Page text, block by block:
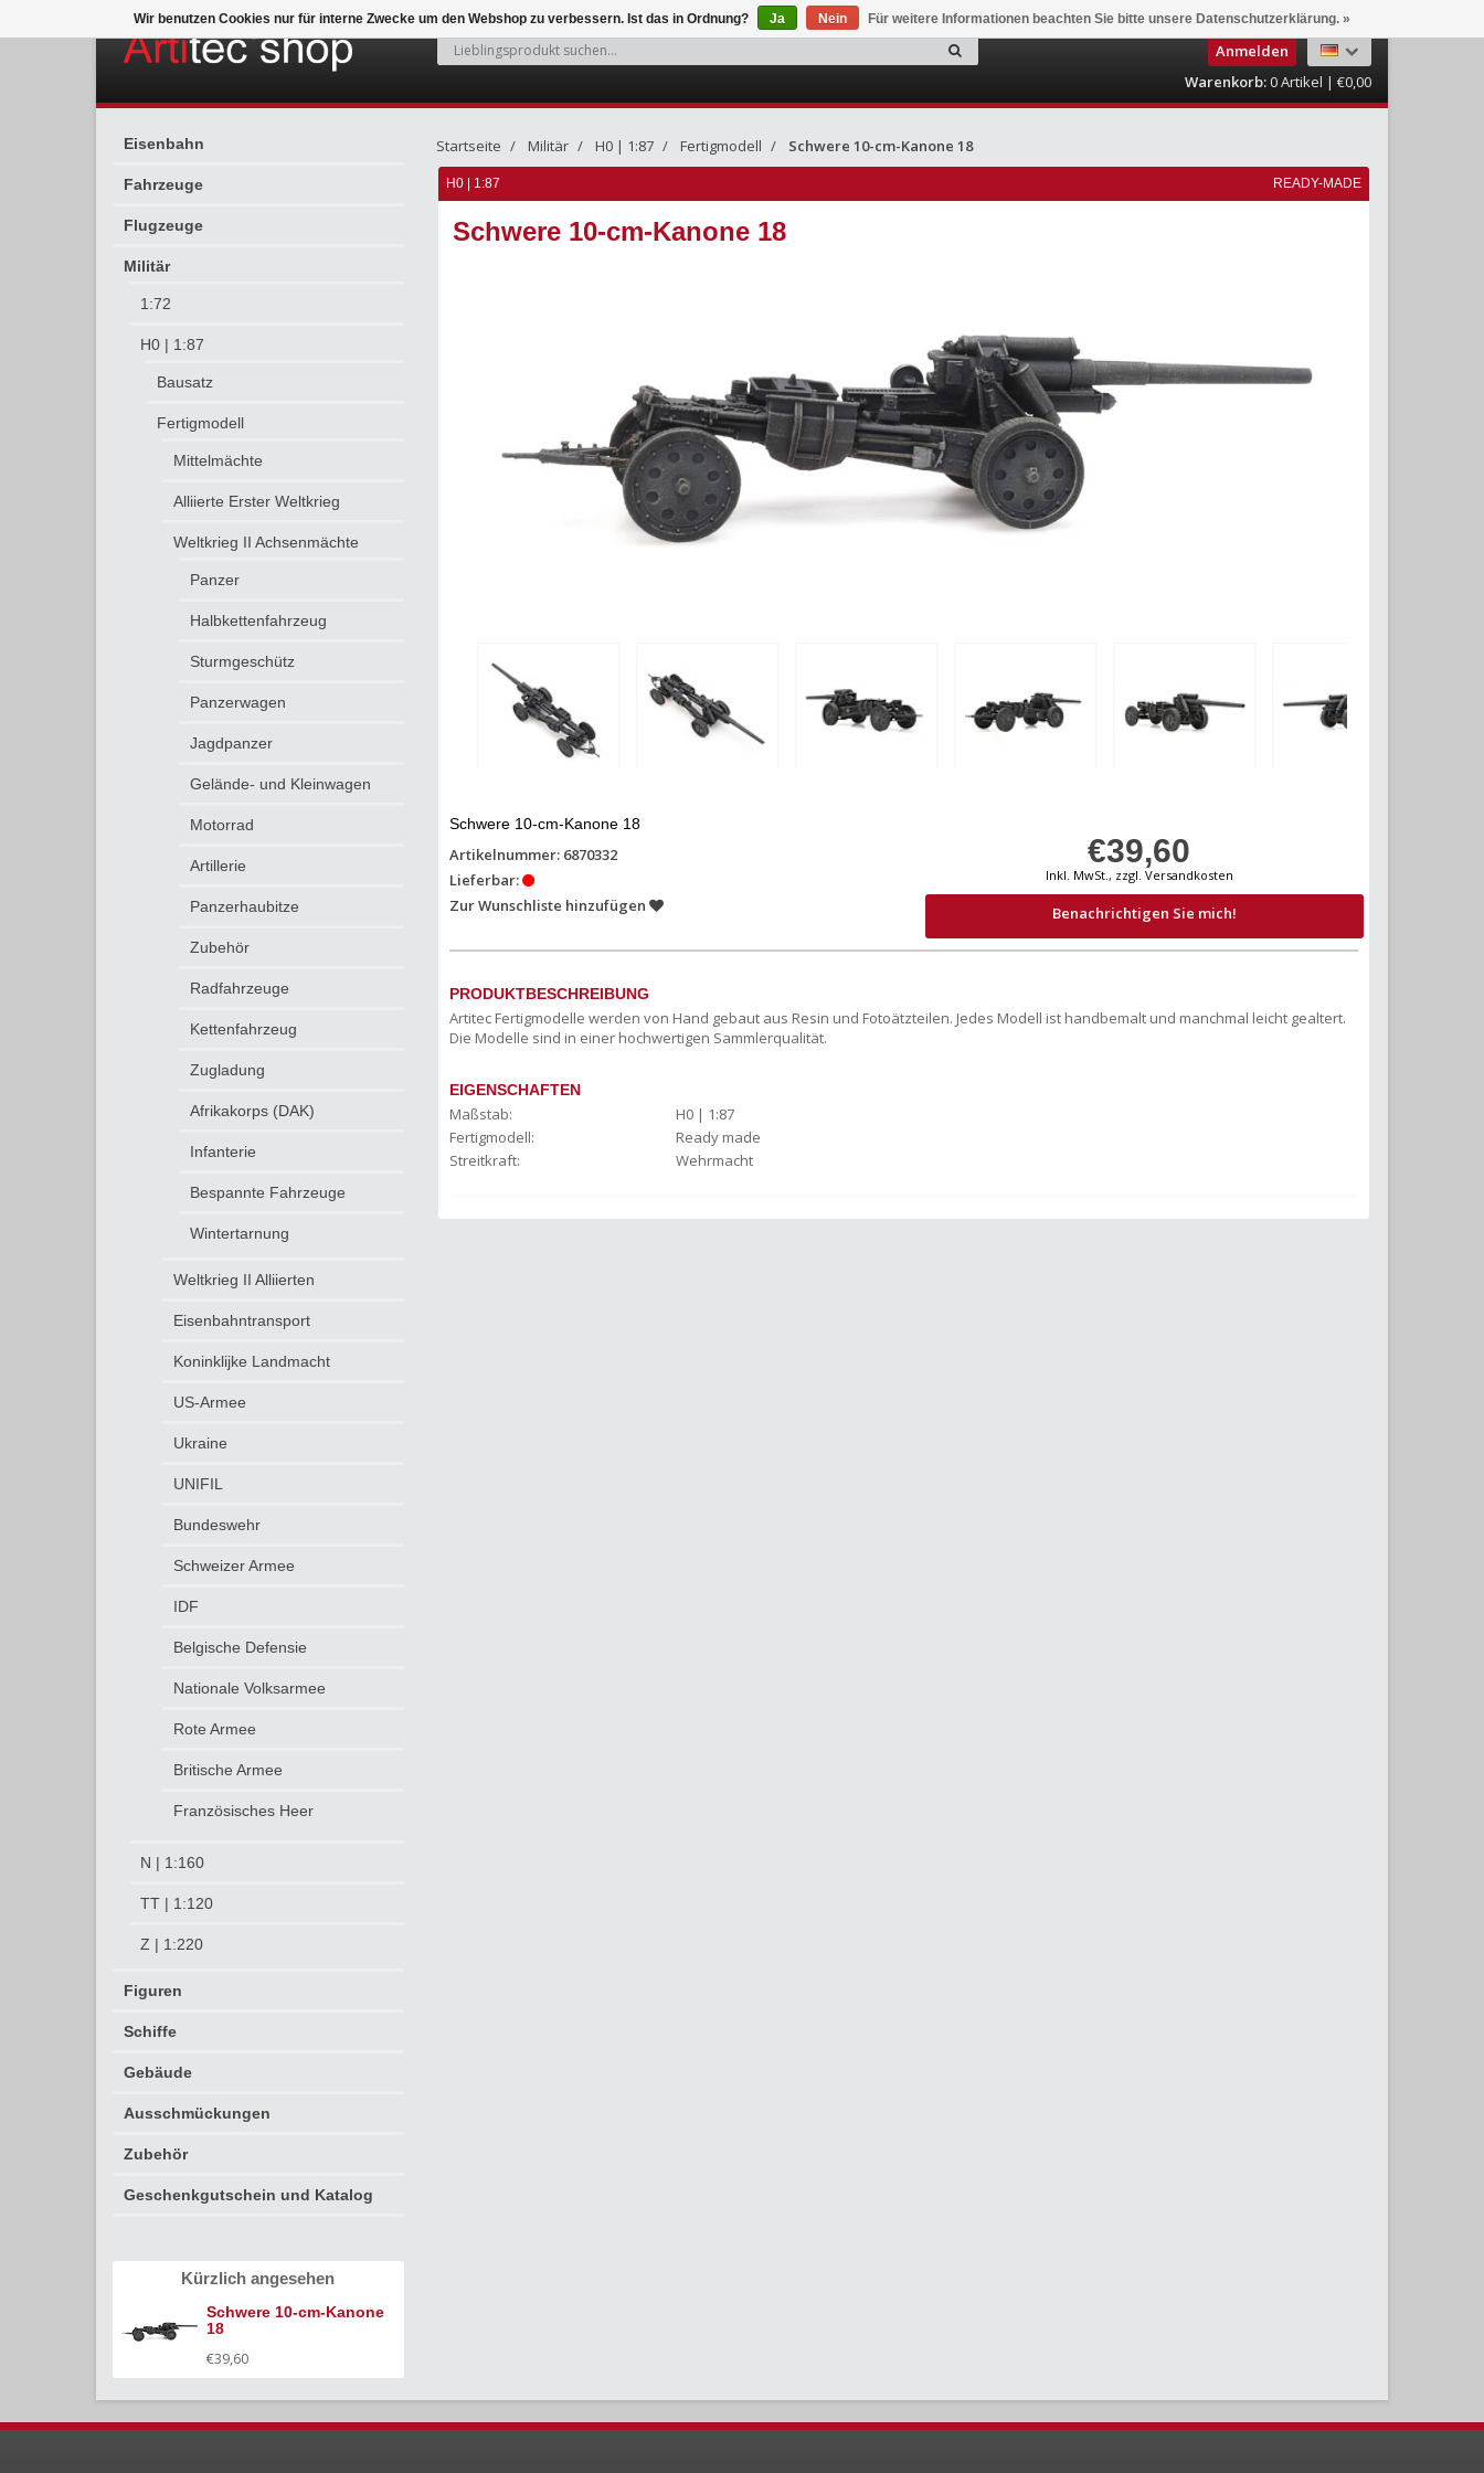
Anmelden
Warenkorb:0Artikel | €0,00
Eisenbahn
Fahrzeuge
Flugzeuge
Militär
1:72
H0 | 1:87
Bausatz
Fertigmodell
Mittelmächte
Alliierte Erster Weltkrieg
Weltkrieg II Achsenmächte
Panzer
Halbkettenfahrzeug
Sturmgeschütz
Panzerwagen
Jagdpanzer
Gelände- und Kleinwagen
Motorrad
Artillerie
Panzerhaubitze
Zubehör
Radfahrzeuge
Kettenfahrzeug
Zugladung
Afrikakorps (DAK)
Infanterie
Bespannte Fahrzeuge
Wintertarnung
Weltkrieg II Alliierten
Eisenbahntransport
Koninklijke Landmacht
US-Armee
Ukraine
UNIFIL
Bundeswehr
Schweizer Armee
IDF
Belgische Defensie
Nationale Volksarmee
Rote Armee
Britische Armee
Französisches Heer
N | 1:160
TT | 1:120
Z | 1:220
Figuren
Schiffe
Gebäude
Ausschmückungen
Zubehör
Geschenkgutschein und Katalog
Kürzlich angesehen
Schwere 10-cm-Kanone
18
€39,60
Startseite Militär H0 | 1:87 Fertigmodell Schwere 10-cm-Kanone 18
H0 | 1:87 READY-MADE
Schwere 10-cm-Kanone 18
Schwere 10-cm-Kanone 18
€39,60
Inkl. MwSt., zzgl. Versandkosten
Artikelnummer: 6870332
Lieferbar:
Zur Wunschliste hinzufügen
Benachrichtigen Sie mich!
PRODUKTBESCHREIBUNG
Artitec Fertigmodelle werden von Hand gebaut aus Resin und Fotoätzteilen. Jedes Modell ist handbemalt und manchmal leicht gealtert.
Die Modelle sind in einer hochwertigen Sammlerqualität.
EIGENSCHAFTEN
Maßstab:
H0 | 1:87
Fertigmodell:
Ready made
Streitkraft:
Wehrmacht
Wir benutzen Cookies nur für interne Zwecke um den Webshop zu verbessern. Ist das in Ordnung? Ja Nein Für weitere Informationen beachten Sie bitte unsere Datenschutzerklärung. »